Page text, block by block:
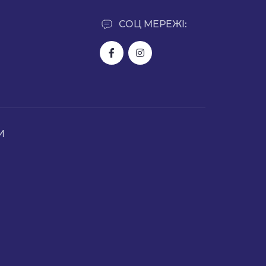
СОЦ МЕРЕЖІ: